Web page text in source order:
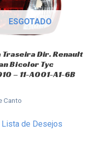
ESGOTADO
Traseira Dir. Renault
Bicolor Tyc
– 11-A001-A1-6B
Canto
Lista de Desejos